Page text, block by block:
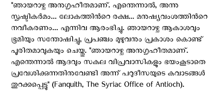
"ഞായറാഴ്ച അനുഗൃഹീതമാണ്. എന്തെന്നാല്‍, അന്നു
സൃഷ്ടികര്‍മം... ലോകത്തിന്‍റെ രക്ഷ... മനുഷ്യവംശത്തിന്‍റെ
നവീകരണം... എന്നിവ ആരംഭിച്ചു. ഞായറാഴ്ച ആകാശവും
ഭൂമിയും സന്തോഷിച്ചു, പ്രപഞ്ചം മുഴുവനും പ്രകാശം കൊണ്ട്
പൂരിതമാവുകയും ചെയ്തു. "ഞായറാഴ്ച അനുഗൃഹീതമാണ്.
എന്തെന്നാല്‍ ആദവും സകല വിപ്രവാസികളും ഭയംകൂടാതെ
പ്രവേശിക്കുന്നതിനുവേണ്ടി അന്ന് പറുദീസയുടെ കവാടങ്ങള്‍
തുറക്കപ്പെട്ടു" (Fanquith, The Syriac Office of Antioch).